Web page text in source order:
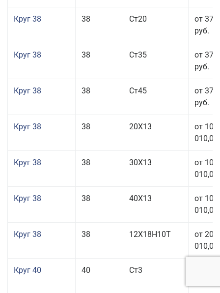
Круг 38 38 Ст20
от 37
руб.
Круг 38 38 Ст35
от 37
руб.
Круг 38 38 Ст45
от 37
руб.
Круг 38 38 20Х13
от 101
010,00
Круг 38 38 30Х13
от 101
010,00
Круг 38 38 40Х13
от 101
010,00
Круг 38 38 12Х18Н10Т
от 209
010,00
Круг 40 40 Ст3